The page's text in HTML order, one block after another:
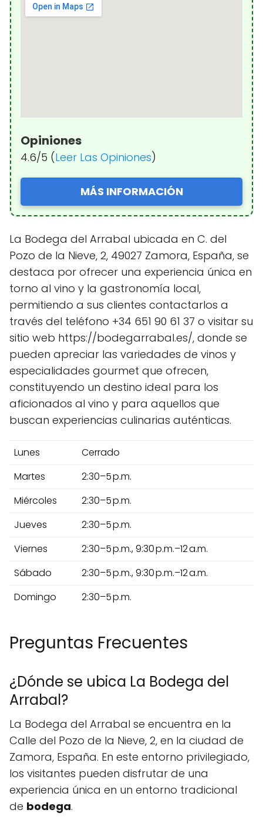
Opiniones
4.6/5 (Leer Las Opiniones)
MÁS INFORMACIÓN
La Bodega del Arrabal ubicada en C. del
Pozo de la Nieve, 2, 49027 Zamora, España, se
destaca por ofrecer una experiencia única en
torno al vino y la gastronomía local,
permitiendo a sus clientes contactarlos a
través del teléfono +34 651 90 61 37 o visitar su
sitio web https://bodegarrabal.es/, donde se
pueden apreciar las variedades de vinos y
especialidades gourmet que ofrecen,
constituyendo un destino ideal para los
aficionados al vino y para aquellos que
buscan experiencias culinarias auténticas.
Lunes
Cerrado
Martes
2:30–5 p.m.
Miércoles
2:30–5 p.m.
Jueves
2:30–5 p.m.
Viernes
2:30–5 p.m., 9:30 p.m.–12 a.m.
Sábado
2:30–5 p.m., 9:30 p.m.–12 a.m.
Domingo
2:30–5 p.m.
Preguntas Frecuentes
¿Dónde se ubica La Bodega del
Arrabal?
La Bodega del Arrabal se encuentra en la
Calle del Pozo de la Nieve, 2, en la ciudad de
Zamora, España. En este entorno privilegiado,
los visitantes pueden disfrutar de una
experiencia única en un entorno tradicional
de bodega.